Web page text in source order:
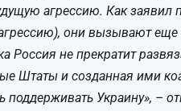
агрессию. Как заявил
они вызывают
Россия не прекратит
Штаты и созданная ими
поддерживать Украину», –